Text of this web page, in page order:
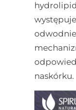
naskórku.